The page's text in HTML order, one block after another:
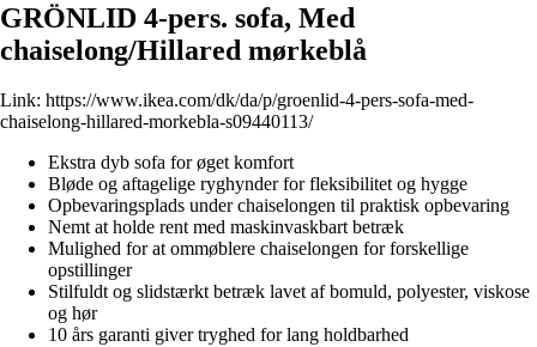
GRÖNLID 4-pers. sofa, Med
chaiselong/Hillared mørkeblå
Link: https://www.ikea.com/dk/da/p/groenlid-4-pers-sofa-med-
chaiselong-hillared-morkebla-s09440113/
Ekstra dyb sofa for øget komfort
Bløde og aftagelige ryghynder for fleksibilitet og hygge
Opbevaringsplads under chaiselongen til praktisk opbevaring
Nemt at holde rent med maskinvaskbart betræk
Mulighed for at ommøblere chaiselongen for forskellige
opstillinger
Stilfuldt og slidstærkt betræk lavet af bomuld, polyester, viskose
og hør
10 års garanti giver tryghed for lang holdbarhed